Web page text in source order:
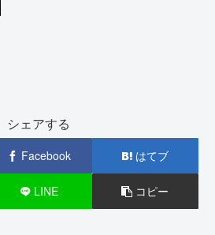
シェアする
Facebook はてブ
LINE コピー